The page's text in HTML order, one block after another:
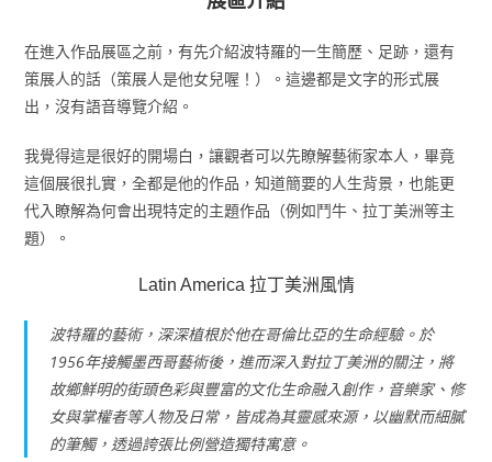
在進入作品展區之前，有先介紹波特羅的一生簡歷、足跡，還有
策展人的話（策展人是他女兒喔！）。這邊都是文字的形式展
出，沒有語音導覽介紹。
我覺得這是很好的開場白，讓觀者可以先瞭解藝術家本人，畢竟
這個展很扎實，全都是他的作品，知道簡要的人生背景，也能更
代入瞭解為何會出現特定的主題作品（例如鬥牛、拉丁美洲等主
題）。
Latin America 拉丁美洲風情
波特羅的藝術，深深植根於他在哥倫比亞的生命經驗。於
1956年接觸墨西哥藝術後，進而深入對拉丁美洲的關注，將
故鄉鮮明的街頭色彩與豐富的文化生命融入創作，音樂家、修
女與掌權者等人物及日常，皆成為其靈感來源，以幽默而細膩
的筆觸，透過誇張比例營造獨特寓意。